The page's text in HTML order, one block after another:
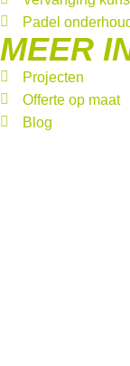
Padel
MEER
Projecten
Offerte op maat
Blog